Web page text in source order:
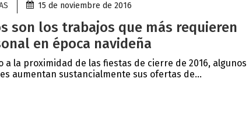
15 de noviembre de 2016
son los trabajos que más requieren
en época navideña
a la proximidad de las fiestas de cierre de 2016, algunos
aumentan sustancialmente sus ofertas de...